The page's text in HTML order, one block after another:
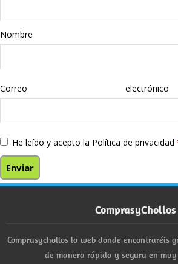
Stanley
libros
Correo
He leído y acepto la Política de privacidad
ComprasyChollos
Comprasychollos la web donde encontraréis
de manera rápida y segura en